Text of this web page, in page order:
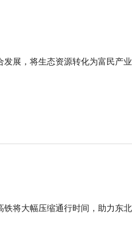
展，将生态资源转化为富民产
将大幅压缩通行时间，助力东